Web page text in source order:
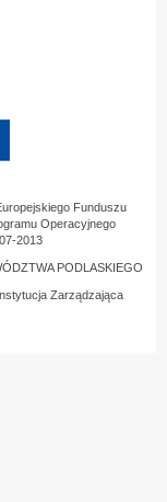
Funduszu
Operacyjnego
2013
PODLASKIEGO
Zarządzająca